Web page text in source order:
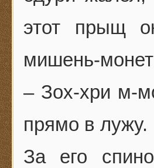
этот прыщ
мишень-
– Зох-хри м-
прямо в лужу.
За его